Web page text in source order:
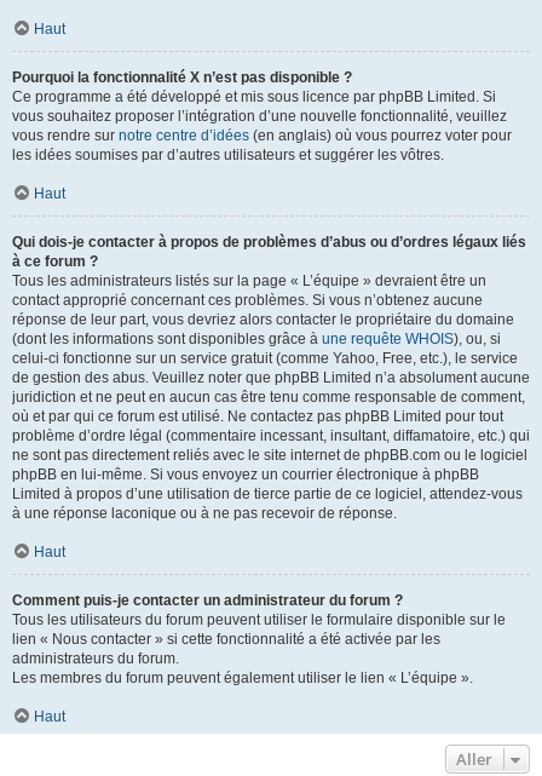
Haut
Pourquoi la fonctionnalité X n’est pas disponible ?
Ce programme a été développé et mis sous licence par phpBB Limited. Si
vous souhaitez proposer l’intégration d’une nouvelle fonctionnalité, veuillez
vous rendre sur notre centre d’idées (en anglais) où vous pourrez voter pour
les idées soumises par d’autres utilisateurs et suggérer les vôtres.
Haut
Qui dois-je contacter à propos de problèmes d’abus ou d’ordres légaux liés
à ce forum ?
Tous les administrateurs listés sur la page « L’équipe » devraient être un
contact approprié concernant ces problèmes. Si vous n’obtenez aucune
réponse de leur part, vous devriez alors contacter le propriétaire du domaine
(dont les informations sont disponibles grâce à une requête WHOIS), ou, si
celui-ci fonctionne sur un service gratuit (comme Yahoo, Free, etc.), le service
de gestion des abus. Veuillez noter que phpBB Limited n’a absolument aucune
juridiction et ne peut en aucun cas être tenu comme responsable de comment,
où et par qui ce forum est utilisé. Ne contactez pas phpBB Limited pour tout
problème d’ordre légal (commentaire incessant, insultant, diffamatoire, etc.) qui
ne sont pas directement reliés avec le site internet de phpBB.com ou le logiciel
phpBB en lui-même. Si vous envoyez un courrier électronique à phpBB
Limited à propos d’une utilisation de tierce partie de ce logiciel, attendez-vous
à une réponse laconique ou à ne pas recevoir de réponse.
Haut
Comment puis-je contacter un administrateur du forum ?
Tous les utilisateurs du forum peuvent utiliser le formulaire disponible sur le
lien « Nous contacter » si cette fonctionnalité a été activée par les
administrateurs du forum.
Les membres du forum peuvent également utiliser le lien « L’équipe ».
Haut
Aller